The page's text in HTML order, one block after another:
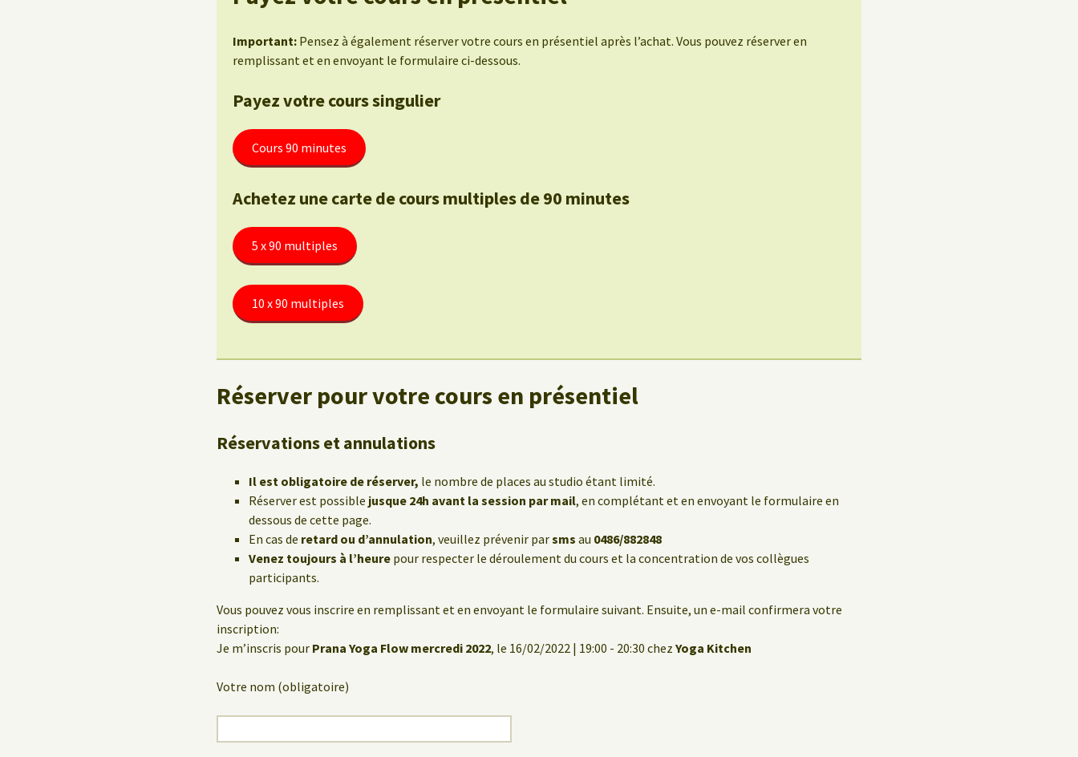
Important: Pensez à également réserver votre cours en présentiel après l’achat. Vous pouvez réserver en
remplissant et en envoyant le formulaire ci-dessous.
Payez votre cours singulier
Cours 90 minutes
Achetez une carte de cours multiples de 90 minutes
5 x 90 multiples
10 x 90 multiples
Réserver pour votre cours en présentiel
Réservations et annulations
Il est obligatoire de réserver, le nombre de places au studio étant limité.
Réserver est possible jusque 24h avant la session par mail, en complétant et en envoyant le formulaire en
dessous de cette page.
En cas de retard ou d’annulation, veuillez prévenir parsms au 0486/882848
Venez toujours à l’heure pour respecter le déroulement du cours et la concentration de vos collègues
participants.
Vous pouvez vous inscrire en remplissant et en envoyant le formulaire suivant. Ensuite, un e-mail confirmera votre
inscription:
Je m’inscris pour Prana Yoga Flow mercredi 2022, le 16/02/2022 | 19:00 - 20:30 chez Yoga Kitchen
Votre nom (obligatoire)